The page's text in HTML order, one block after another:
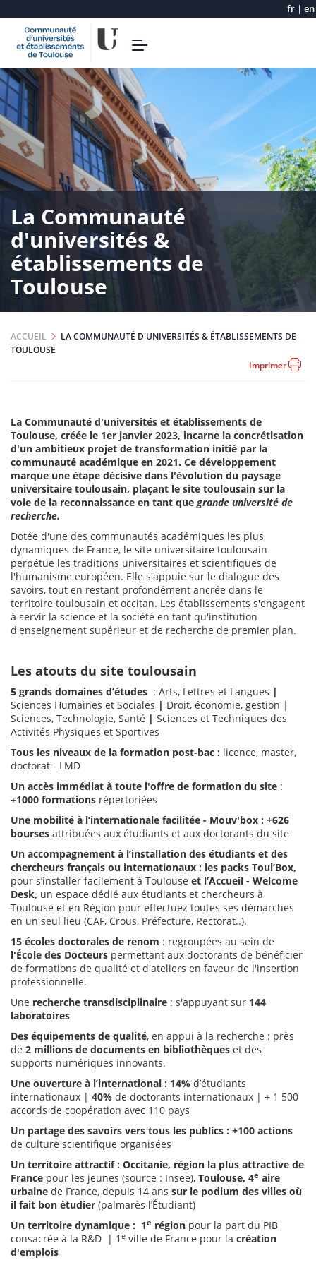
Aller
contenu
principal
fr | en
Toggle
La Communauté
d'universités &
établissements de
Toulouse
ACCUEIL
LA COMMUNAUTÉ D'UNIVERSITÉS & ÉTABLISSEMENTS DE
TOULOUSE
Imprimer
La Communauté d'universités et établissements de
Toulouse, créée le 1er janvier 2023, incarne la concrétisation
d'un ambitieux projet de transformation initié par la
communauté académique en 2021. Ce développement
marque une étape décisive dans l'évolution du paysage
universitaire toulousain, plaçant le site toulousain sur la
voie de la reconnaissance en tant que grande université de
recherche.
Dotée d'une des communautés académiques les plus
dynamiques de France, le site universitaire toulousain
perpétue les traditions universitaires et scientifiques de
l'humanisme européen. Elle s'appuie sur le dialogue des
savoirs, tout en restant profondément ancrée dans le
territoire toulousain et occitan. Les établissements s'engagent
à servir la science et la société en tant qu'institution
d'enseignement supérieur et de recherche de premier plan.
Les atouts du site toulousain
5 grands domaines d’études : Arts, Lettres et Langues |
Sciences Humaines et Sociales | Droit, économie, gestion |
Sciences, Technologie, Santé | Sciences et Techniques des
Activités Physiques et Sportives
Tous les niveaux de la formation post-bac : licence, master,
doctorat - LMD
Un accès immédiat à toute l'offre de formation du site :
+1000 formations répertoriées
Une mobilité à l’internationale facilitée - Mouv'box : +626
bourses attribuées aux étudiants et aux doctorants du site
Un accompagnement à l’installation des étudiants et des
chercheurs français ou internationaux : les packs Toul’Box,
pour s’installer facilement à Toulouse et l’Accueil - Welcome
Desk, un espace dédié aux étudiants et chercheurs à
Toulouse et en Région pour effectuez toutes ses démarches
en un seul lieu (CAF, Crous, Préfecture, Rectorat..).
15 écoles doctorales de renom : regroupées au sein de
l'École des Docteurs permettant aux doctorants de bénéficier
de formations de qualité et d'ateliers en faveur de l'insertion
professionnelle.
Une recherche transdisciplinaire : s'appuyant sur 144
laboratoires
Des équipements de qualité, en appui à la recherche : près
de 2 millions de documents en bibliothèques et des
supports numériques innovants.
Une ouverture à l’international : 14% d’étudiants
internationaux | 40% de doctorants internationaux | + 1 500
accords de coopération avec 110 pays
Un partage des savoirs vers tous les publics : +100 actions
de culture scientifique organisées
Un territoire attractif : Occitanie, région la plus attractive de
France pour les jeunes (source : Insee), Toulouse, 4e aire
urbaine de France, depuis 14 ans sur le podium des villes où
il fait bon étudier (palmarès l’Étudiant)
Un territoire dynamique : 1e région pour la part du PIB
consacrée à la R&D | 1 e ville de France pour la création
d'emplois